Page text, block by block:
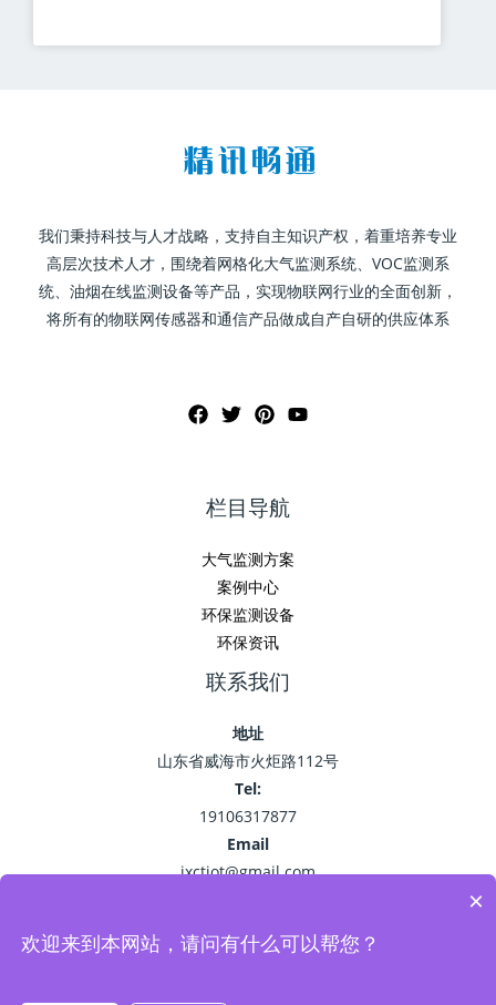
我们秉持科技与人才战略，支持自主知识产权，着重培养专业
高层次技术人才，围绕着网格化大气监测系统、VOC监测系
统、油烟在线监测设备等产品，实现物联网行业的全面创新，
将所有的物联网传感器和通信产品做成自产自研的供应体系
栏目导航
大气监测方案
案例中心
环保监测设备
环保资讯
联系我们
地址
山东省威海市火炬路112号
Tel:
19106317877
Email
jxctiot@gmail.com
×
欢迎来到本网站，请问有什么可以帮您？